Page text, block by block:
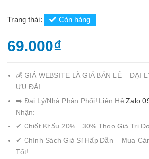
Trạng thái: Còn hàng
69.000₫
💰 GIÁ WEBSITE LÀ GIÁ BÁN LẺ – ĐẠI
ƯU ĐÃI
➡️ Đại Lý/Nhà Phân Phối! Liên Hệ Zalo
Nhận:
✔ Chiết Khấu 20% - 30% Theo Giá Trị
✔ Chính Sách Giá Sỉ Hấp Dẫn – Mua
Tốt!